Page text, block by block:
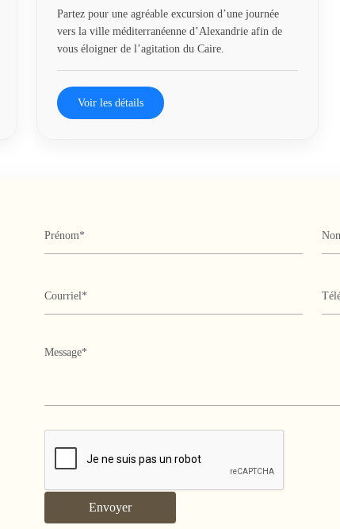
Partez pour une agréable excursion d’une journée
vers la ville méditerranéenne d’Alexandrie afin de
vous éloigner de l’agitation du Caire.
Voir les détails